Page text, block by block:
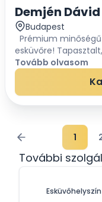
Demjén
Budapest
Prémium
esküvőre!
kerestek a nagy
törekedtem rá, hogy
Tovább olvasom
1
További
Esküvőhelyszín